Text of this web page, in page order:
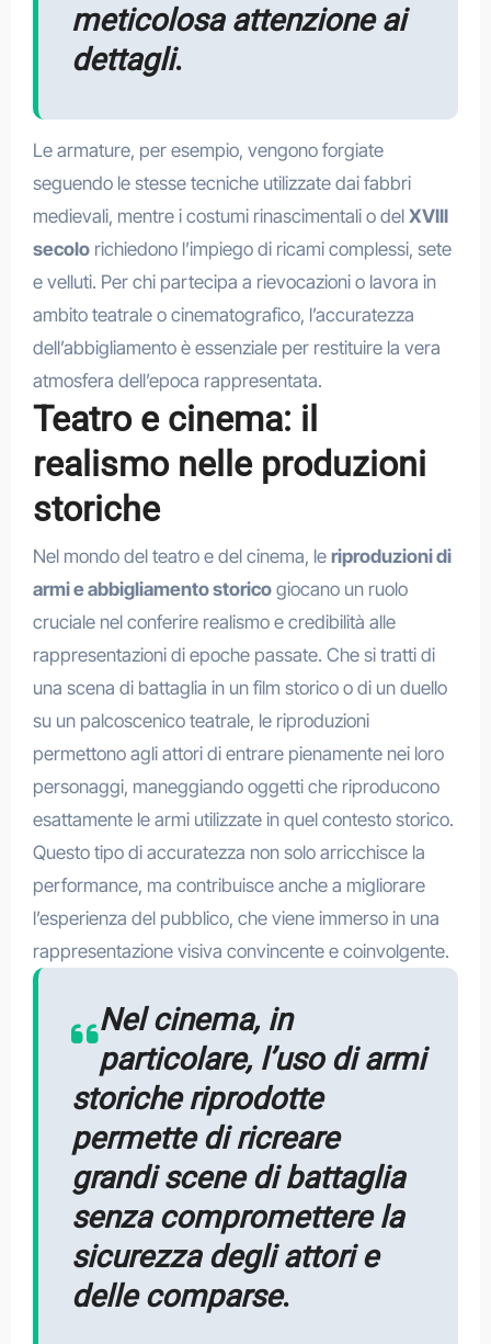
meticolosa attenzione ai
dettagli.
Le armature, per esempio, vengono forgiate
seguendo le stesse tecniche utilizzate dai fabbri
medievali, mentre i costumi rinascimentali o del XVIII
secolorichiedono l’impiego di ricami complessi, sete
e velluti. Per chi partecipa a rievocazioni o lavora in
ambito teatrale o cinematografico, l’accuratezza
dell’abbigliamento è essenziale per restituire la vera
atmosfera dell’epoca rappresentata.
Teatro e cinema: il
realismo nelle produzioni
storiche
Nel mondo del teatro e del cinema, le riproduzioni di
armi e abbigliamento storicogiocano un ruolo
cruciale nel conferire realismo e credibilità alle
rappresentazioni di epoche passate. Che si tratti di
una scena di battaglia in un film storico o di un duello
su un palcoscenico teatrale, le riproduzioni
permettono agli attori di entrare pienamente nei loro
personaggi, maneggiando oggetti che riproducono
esattamente le armi utilizzate in quel contesto storico.
Questo tipo di accuratezza non solo arricchisce la
performance, ma contribuisce anche a migliorare
l’esperienza del pubblico, che viene immerso in una
rappresentazione visiva convincente e coinvolgente.
Nel cinema, in
particolare, l’uso di armi
storiche riprodotte
permette di ricreare
grandi scene di battaglia
senza compromettere la
sicurezza degli attori e
delle comparse.